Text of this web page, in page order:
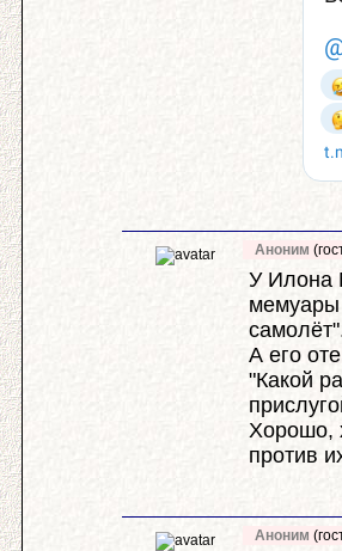
Аноним
У Илона
мемуары
А его
"Какой
Хорошо,
против
Аноним